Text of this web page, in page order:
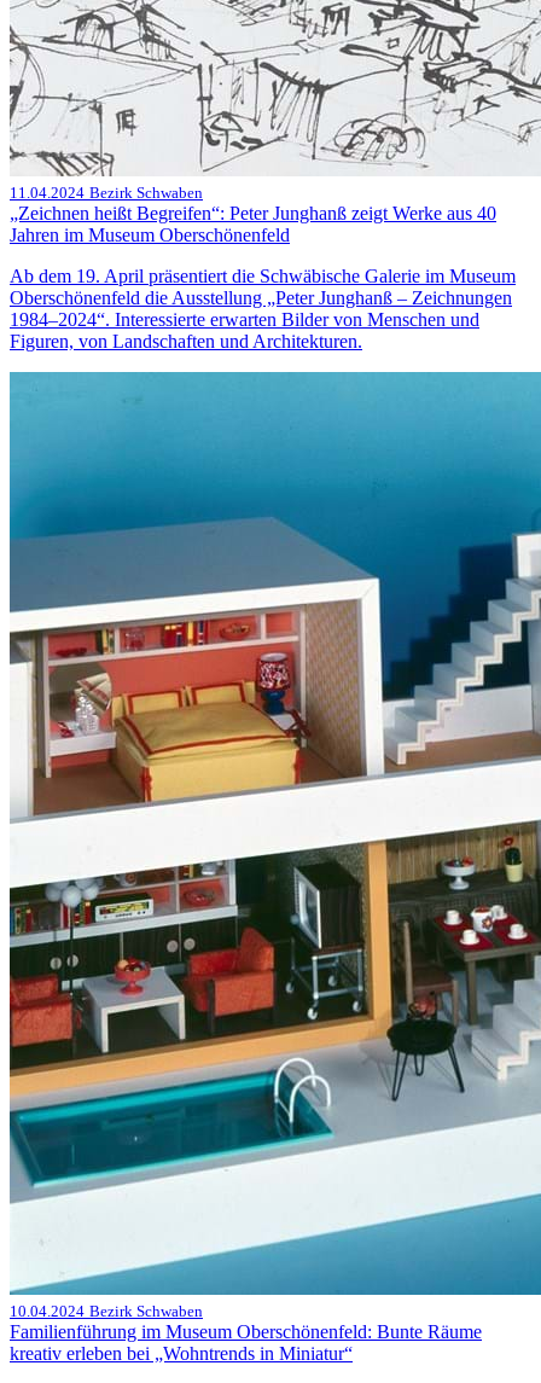
11.04.2024 Bezirk Schwaben
„Zeichnen heißt Begreifen“: Peter Junghanß zeigt Werke aus 40
Jahren im Museum Oberschönenfeld
Ab dem 19. April präsentiert die Schwäbische Galerie im Museum
Oberschönenfeld die Ausstellung „Peter Junghanß – Zeichnungen
1984–2024“. Interessierte erwarten Bilder von Menschen und
Figuren, von Landschaften und Architekturen.
10.04.2024 Bezirk Schwaben
Familienführung im Museum Oberschönenfeld: Bunte Räume
kreativ erleben bei „Wohntrends in Miniatur“